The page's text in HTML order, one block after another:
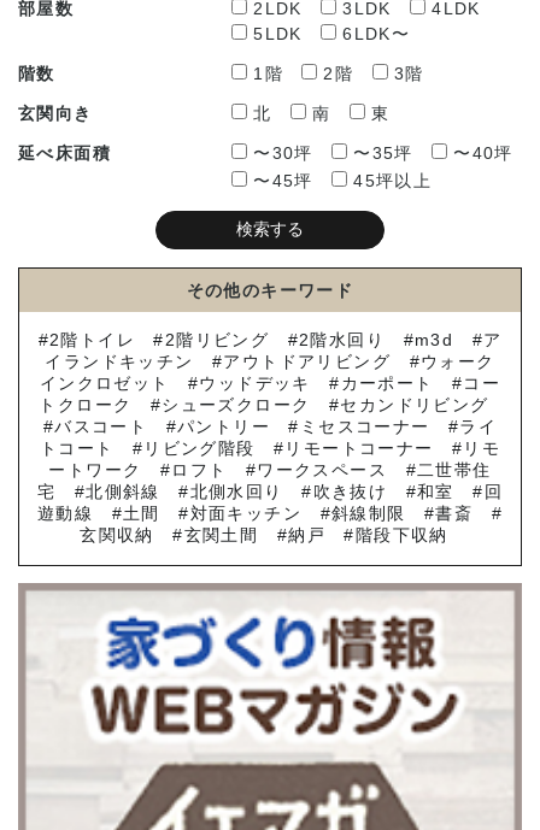
部屋数 2LDK 3LDK
4LDK
5LDK
6LDK〜
階数 1階 2階 3階
玄関向き 北 南 東
延べ床面積 〜30坪 〜35坪
〜40坪
〜45坪
45坪以上
その他のキーワード
2階トイレ 2階リビング 2階水回り m3d
ア
イランドキッチン
アウトドアリビング
ウォーク
インクロゼット
ウッドデッキ カーポート
コー
トクローク
シューズクローク
セカンドリビング
バスコート
パントリー ミセスコーナー
ライ
トコート
リビング階段 リモートコーナー
リモ
ートワーク
ロフト ワークスペース
二世帯住
宅
北側斜線 北側水回り 吹き抜け 和室
回
遊動線
土間 対面キッチン 斜線制限
書斎
玄関収納
玄関土間 納戸 階段下収納